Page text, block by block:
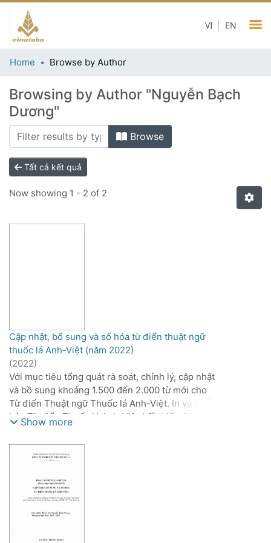
EN
VI
Home Browse by Author
Browsing by Author "Nguyễn Bạch
Dương"
Browse
Tất cả kết quả
Now showing 1 - 2 of 2
Cập nhật, bổ sung và số hóa từ điển thuật ngữ
thuốc lá Anh-Việt (năm 2022)
(2022)
Với mục tiêu tổng quát rà soát, chỉnh lý, cập nhật
và bồ sung khoảng 1.500 đến 2.000 từ mới cho
Từ điển Thuật ngữ Thuốc lá Anh-Việt. In và xuất
bản Từ điển Thuốc lá Anh-Việt (tối thiểu 200
năm 2022, đề tài thực hiện mục tiêu hoàn thiện
bản thảo Từ điển Thuốc lá Anh-Việt.
điển và các Nhóm chuyên ngành tham gia thực
hiện Đề tài. Tạo lập 5 nhóm chuyên ngành: Nông
nghiệp thuốc lá; Công nghệ thuốc lá; Máy móc
phân tích thuốc lá; Bao bì, phụ liệu và thuật ngữ
Show more